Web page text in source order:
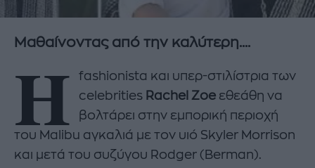
Μαθαίνοντας από την καλύτερη....
Η
fashionista και υπερ-στιλίστρια των
celebrities Rachel Zoe εθεάθη να
βολτάρει στην εμπορική περιοχή
του Malibu αγκαλιά με τον υιό Skyler Morrison
και μετά του συζύγου Rodger (Berman).